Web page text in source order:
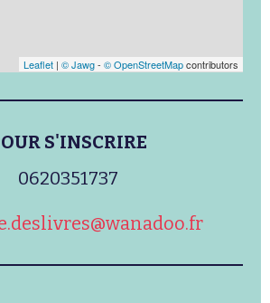
Leaflet | © Jawg- © OpenStreetMapcontributors
S'INSCRIRE
0620351737